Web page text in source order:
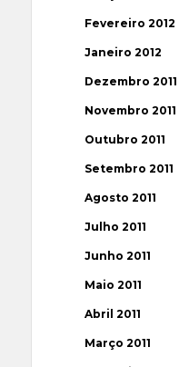
Fevereiro 2012
Janeiro 2012
Dezembro 2011
Novembro 2011
Outubro 2011
Setembro 2011
Agosto 2011
Julho 2011
Junho 2011
Maio 2011
Abril 2011
Março 2011